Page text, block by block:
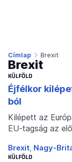
Címlap Brexit
Brexit
KÜLFÖLD
Éjfélkor
ból
Kilépett az
EU-tagság az
Brexit Nagy-
KÜLFÖLD